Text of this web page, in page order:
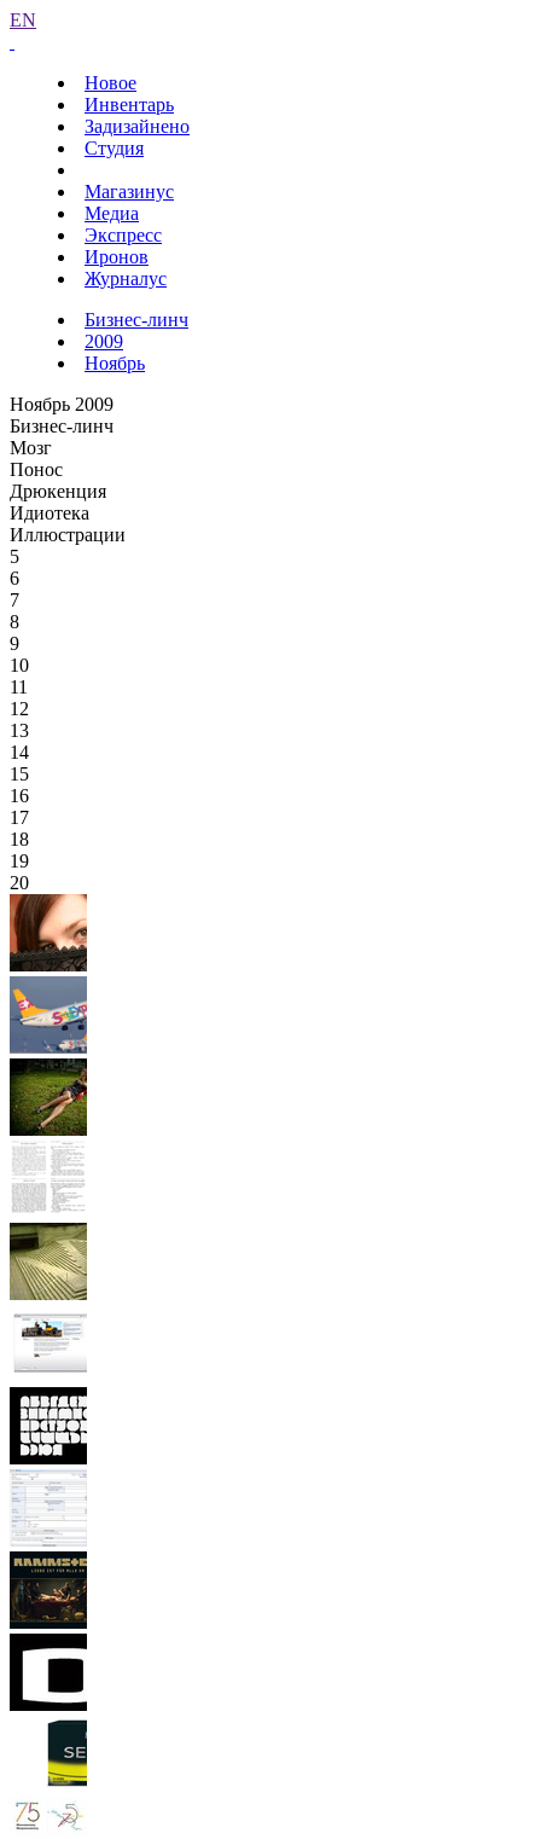
EN
Новое
Инвентарь
Задизайнено
Студия
Магазинус
Медиа
Экспресс
Иронов
Журналус
Бизнес-линч
2009
Ноябрь
Ноябрь 2009
Бизнес-линч
Мозг
Понос
Дрюкенция
Идиотека
Иллюстрации
5
6
7
8
9
10
11
12
13
14
15
16
17
18
19
20